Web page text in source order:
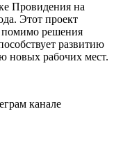
Провидения на
Этот проект
помимо решения
развитию
новых рабочих мест.
канале